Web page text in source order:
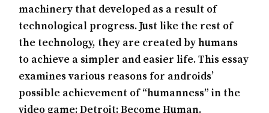
machinery that developed as a result of
technological progress. Just like the rest of
the technology, they are created by humans
to achieve a simpler and easier life. This essay
examines various reasons for androids’
possible achievement of “humanness” in the
video game: Detroit: Become Human.